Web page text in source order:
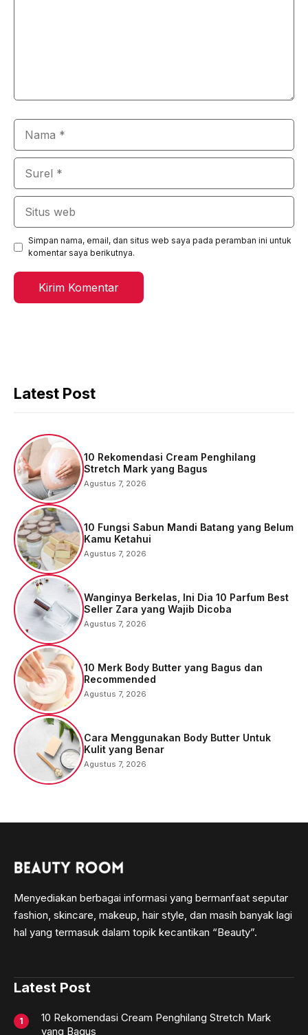
Simpan nama, email, dan situs web saya pada peramban ini untuk
komentar saya berikutnya.
Latest Post
10 Rekomendasi Cream Penghilang
Stretch Mark yang Bagus
Agustus 7, 2026
10 Fungsi Sabun Mandi Batang yang Belum
Kamu Ketahui
Agustus 7, 2026
Wanginya Berkelas, Ini Dia 10 Parfum Best
Seller Zara yang Wajib Dicoba
Agustus 7, 2026
10 Merk Body Butter yang Bagus dan
Recommended
Agustus 7, 2026
Cara Menggunakan Body Butter Untuk
Kulit yang Benar
Agustus 7, 2026
Menyediakan berbagai informasi yang bermanfaat seputar
fashion, skincare, makeup, hair style, dan masih banyak lagi
hal yang termasuk dalam topik kecantikan “Beauty”.
Latest Post
10 Rekomendasi Cream Penghilang Stretch Mark
yang Bagus